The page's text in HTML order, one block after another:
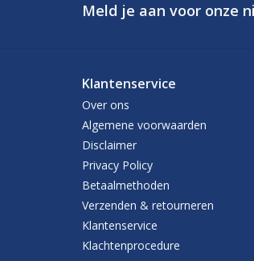
Meld je aan voor onze
Klantenservice
Over ons
Algemene voorwaarden
Disclaimer
Privacy Policy
Betaalmethoden
Verzenden & retourneren
Klantenservice
Klachtenprocedure